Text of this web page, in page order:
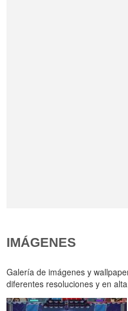
IMÁGENES
Galería de imágenes y
diferentes resoluciones y en